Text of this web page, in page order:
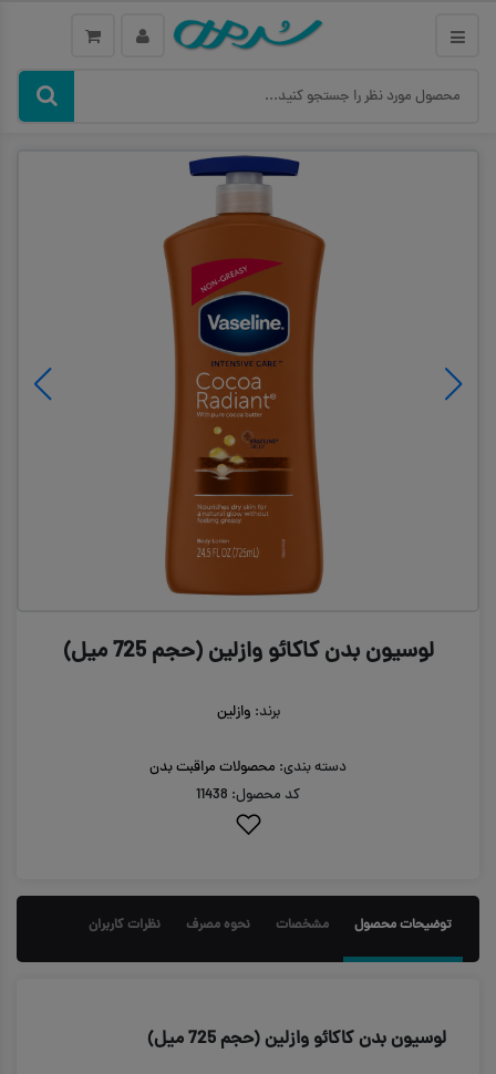
لوسیون بدن کاکائو وازلین (حجم 725 میل)
برند: وازلین
دسته بندی: محصولات مراقبت بدن
کد محصول: 11438
توضیحات محصول مشخصات نحوه مصرف نظرات کاربران
لوسیون بدن کاکائو وازلین (حجم 725 میل)